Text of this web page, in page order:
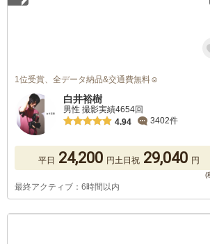
1位受賞、全データ納品&交通費無料☺︎
白井裕樹
男性 撮影実績4654回
4.94
3402件
平日 24,200 円土日祝 29,040 円
最終アクティブ：6時間以内